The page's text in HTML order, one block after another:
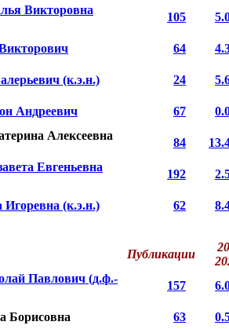
Викторовна
105
64
(к.э.н.) 24
Андреевич 67
Алексеевна
84
Евгеньевна
192
Игоревна (к.э.н.) 62
Публикации
Павлович (д.ф.-
157
Борисовна 63